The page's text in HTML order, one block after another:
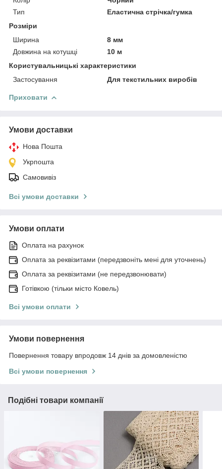
Тип
Еластична стрічка/гумка
Розміри
Ширина
8 мм
Довжина на котушці
10 м
Користувальницькі характеристики
Застосування
Для текстильних виробів
Приховати
Умови доставки
Нова Пошта
Укрпошта
Самовивіз
Всі умови доставки
Умови оплати
Оплата на рахунок
Оплата за реквізитами (передзвоніть мені для уточнень)
Оплата за реквізитами (не передзвонювати)
Готівкою (тільки місто Ковель)
Всі умови оплати
Умови повернення
Повернення товару впродовж 14 днів за домовленістю
Всі умови повернення
Подібні товари компанії